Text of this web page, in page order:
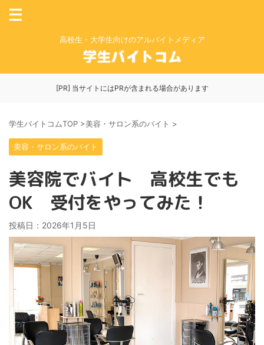
高校生・大学生向けのアルバイトメディア
[PR] 当サイトにはPRが含まれる場合があります
学生バイトコムTOP >美容・サロン系のバイト >
美容・サロン系のバイト
美容院でバイト 高校生でも
OK 受付をやってみた！
投稿日： 2026年1月5日